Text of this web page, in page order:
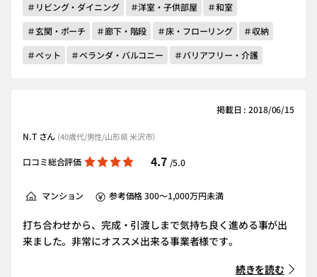
＃リビング・ダイニング
＃洋室・子供部屋
＃和室
＃玄関・ポーチ
＃廊下・階段 ＃床・フローリング
＃収納
＃ペット
＃ベランダ・バルコニー ＃バリアフリー・介護
掲載日 : 2018/06/15
N.T さん (40歳代/男性/山形県 米沢市）
口コミ総合評価 4.7 /5.0
マンション 参考価格 300～1,000万円未満
打ち合わせから、完成・引渡しまで気持ち良く進める事が出
来ました。非常にオススメ出来る事業者様です。
続きを読む